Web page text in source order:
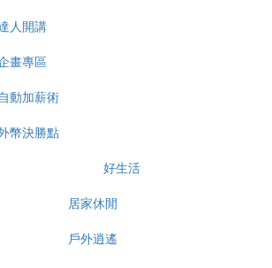
人開講
畫專區
動加薪術
幣決勝點
好生活
居家休閒
戶外逍遙